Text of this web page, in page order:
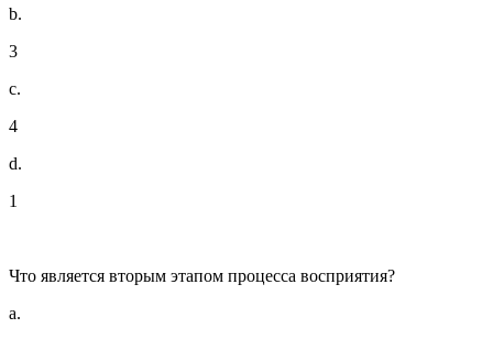
b.
3
c.
4
d.
1
Что является вторым этапом процесса восприятия?
a.